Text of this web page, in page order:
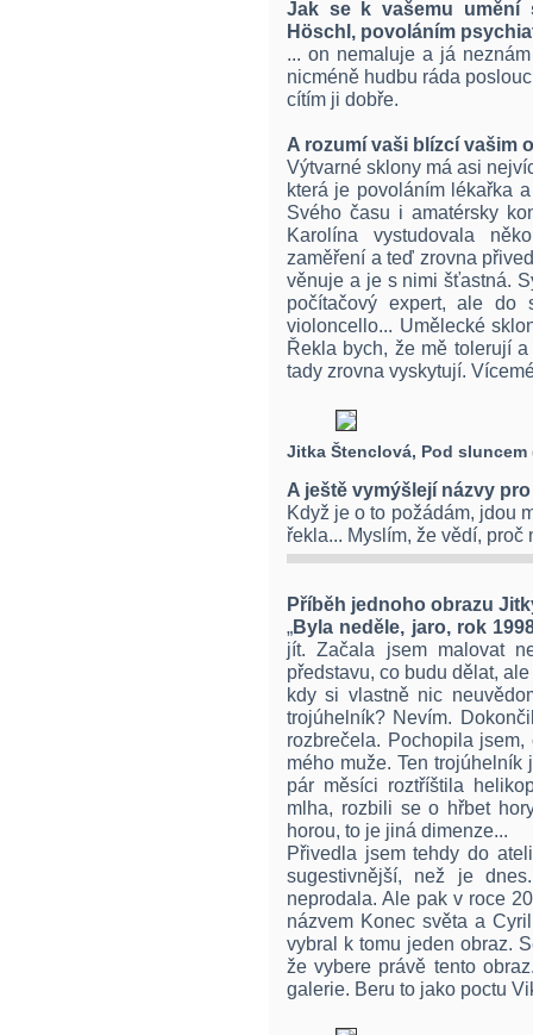
Jak se k vašemu umění
Höschl, povoláním
... on nemaluje a já
nicméně hudbu ráda
cítím ji dobře.
A rozumí vaši blízcí vašim
Výtvarné sklony má asi
která je povoláním lékařka
Svého času i amatérsky
Karolína vystudovala
zaměření a teď zrovna
věnuje a je s nimi šťastná.
počítačový expert, ale
violoncello... Umělecké
Řekla bych, že mě tolerují
tady zrovna vyskytují.
Jitka Štenclová, Pod sluncem
A ještě vymýšlejí názvy
Když je o to požádám, jdou
řekla... Myslím, že vědí, proč
Příběh jednoho obrazu
„Byla neděle, jaro, rok
jít. Začala jsem malovat
představu, co budu dělat,
kdy si vlastně nic
trojúhelník? Nevím.
rozbrečela. Pochopila
mého muže. Ten
pár měsíci roztříštila
mlha, rozbili se o hřbet
horou, to je jiná dimenze...
Přivedla jsem tehdy do
sugestivnější, než je
neprodala. Ale pak v roce
názvem Konec světa a
vybral k tomu jeden obraz.
že vybere právě tento
galerie. Beru to jako poctu